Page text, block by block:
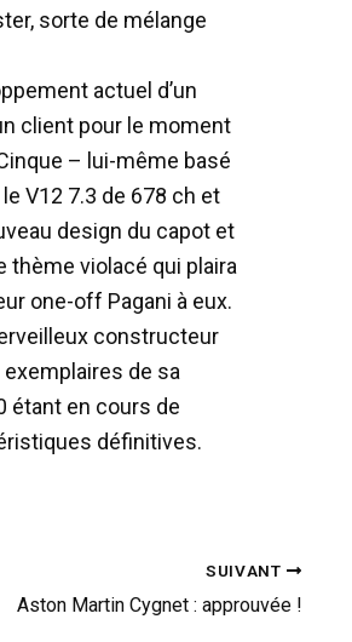
sorte de mélange
actuel d’un
client pour le moment
– lui-même basé
V12 7.3 de 678 ch et
design du capot et
thème violacé qui plaira
one-off Pagani à eux.
constructeur
de sa
étant en cours de
définitives.
SUIVANT
Aston Martin Cygnet : approuvée !